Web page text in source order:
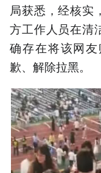
局获悉，经核实
方工作人员在清
确存在将该网
歉、解除拉黑。